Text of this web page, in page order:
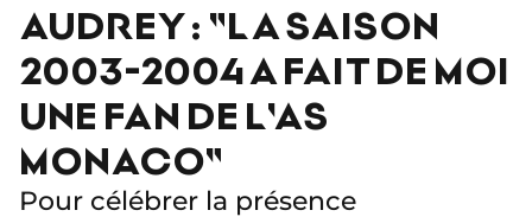
AUDREY : "LA SAISON
2003-2004 A FAIT DE MOI
UNE FAN DE L'AS
MONACO"
Pour célébrer la présence